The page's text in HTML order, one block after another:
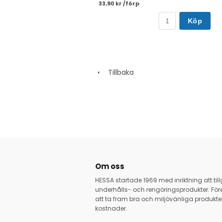
33,90 kr /förp
Köp
Tillbaka
Om oss
HESSA startade 1969 med inriktning att
underhålls- och rengöringsprodukter.
att ta fram bra och miljövänliga
kostnader.